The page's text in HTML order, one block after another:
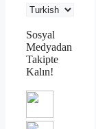
Sosyal
Medyadan
Takipte
Kalın!